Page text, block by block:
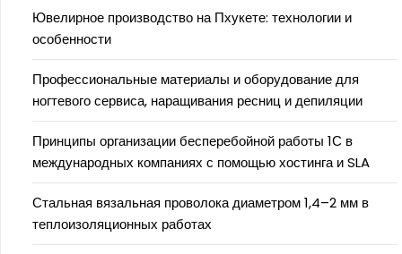
Ювелирное производство на Пхукете: технологии и
особенности
Профессиональные материалы и оборудование для
ногтевого сервиса, наращивания ресниц и депиляции
Принципы организации бесперебойной работы 1С в
международных компаниях с помощью хостинга и SLA
Стальная вязальная проволока диаметром 1,4–2 мм в
теплоизоляционных работах